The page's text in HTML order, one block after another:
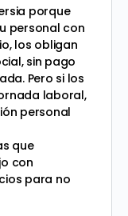
porque
personal con
los obligan
sin pago
Pero si los
laboral,
personal
que
con
para no